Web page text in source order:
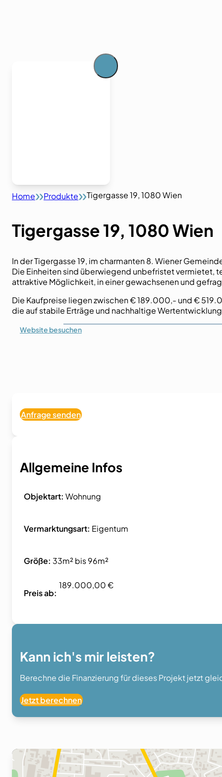
Home Produkte Tigergasse 19, 1080 Wien
Tigergasse 19, 1080 Wien
In der Tigergasse 19, im charmanten 8. Wiener
Die Einheiten sind überwiegend unbefristet vermietet,
attraktive Möglichkeit, in einer gewachsenen und
Die Kaufpreise liegen zwischen € 189.000,- und €
die auf stabile Erträge und nachhaltige
Website besuchen
Anfrage senden
Allgemeine Infos
Objektart: Wohnung
Vermarktungsart: Eigentum
Größe: 33m² bis 96m²
Preis ab:
189.000,00 €
Kann ich's mir leisten?
Berechne die Finanzierung für dieses Projekt jetzt
Jetzt berechnen